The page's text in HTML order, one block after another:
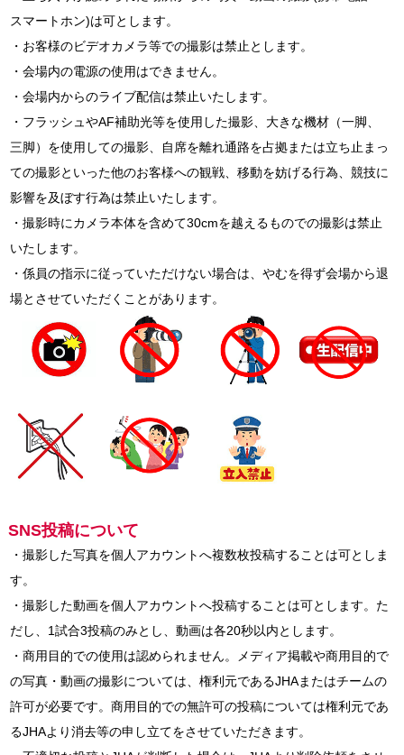
スマートホン)は可とします。
・お客様のビデオカメラ等での撮影は禁止とします。
・会場内の電源の使用はできません。
・会場内からのライブ配信は禁止いたします。
・フラッシュやAF補助光等を使用した撮影、大きな機材（一脚、
三脚）を使用しての撮影、自席を離れ通路を占拠または立ち止まっ
ての撮影といった他のお客様への観戦、移動を妨げる行為、競技に
影響を及ぼす行為は禁止いたします。
・撮影時にカメラ本体を含めて30cmを越えるものでの撮影は禁止
いたします。
・係員の指示に従っていただけない場合は、やむを得ず会場から退
場とさせていただくことがあります。
SNS投稿について
・撮影した写真を個人アカウントへ複数枚投稿することは可としま
す。
・撮影した動画を個人アカウントへ投稿することは可とします。た
だし、1試合3投稿のみとし、動画は各20秒以内とします。
・商用目的での使用は認められません。メディア掲載や商用目的で
の写真・動画の撮影については、権利元であるJHAまたはチームの
許可が必要です。商用目的での無許可の投稿については権利元であ
るJHAより消去等の申し立てをさせていただきます。